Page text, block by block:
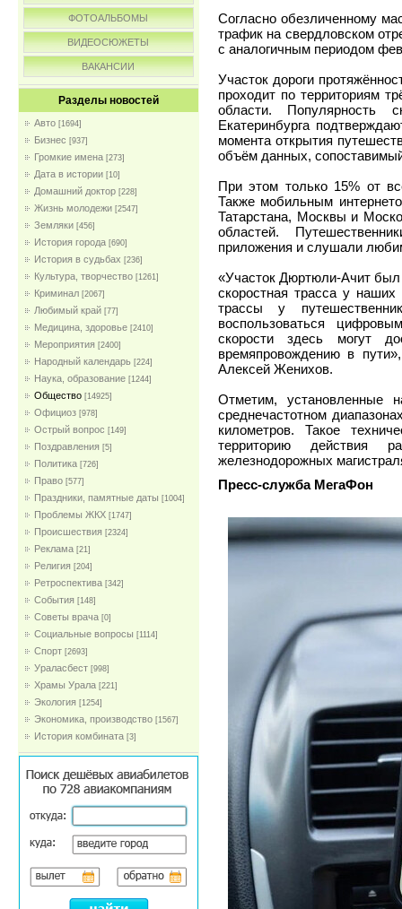
ФОТОАЛЬБОМЫ
ВИДЕОСЮЖЕТЫ
ВАКАНСИИ
Разделы новостей
Авто [1694]
Бизнес [937]
Громкие имена [273]
Дата в истории [10]
Домашний доктор [228]
Жизнь молодежи [2547]
Земляки [456]
История города [690]
История в судьбах [236]
Культура, творчество [1261]
Криминал [2067]
Любимый край [77]
Медицина, здоровье [2410]
Мероприятия [2400]
Народный календарь [224]
Наука, образование [1244]
Общество [14925]
Официоз [978]
Острый вопрос [149]
Поздравления [5]
Политика [726]
Право [577]
Праздники, памятные даты [1004]
Проблемы ЖКХ [1747]
Проиcшествия [2324]
Реклама [21]
Религия [204]
Ретроспектива [342]
События [148]
Советы врача [0]
Социальные вопросы [1114]
Спорт [2693]
Ураласбест [998]
Храмы Урала [221]
Экология [1254]
Экономика, производство [1567]
История комбината [3]
Согласно обезличенному
трафик на свердловском
с аналогичным периодом
Участок дороги
проходит по территориям
области. Популярность
Екатеринбурга
момента открытия
объём данных,
При этом только 15% от
Также мобильным
Татарстана, Москвы и
областей.
приложения и слушали
«Участок Дюртюли-Ачит
скоростная трасса у
трассы у
воспользоваться
скорости здесь могут
времяпровождению в
Алексей Женихов.
Отметим, установленные
среднечастотном
километров. Такое
территорию действия
железнодорожных
Пресс-служба МегаФон